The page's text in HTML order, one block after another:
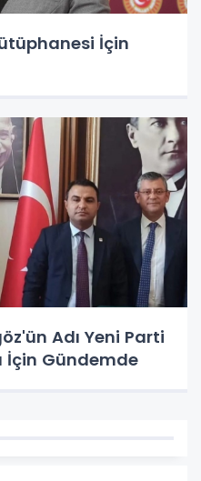
İçin
Adı Yeni Parti
İçin Gündemde